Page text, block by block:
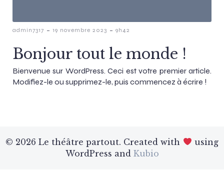
admin7317 - 19 novembre 2023 - 9h42
Bonjour tout le monde !
Bienvenue sur WordPress. Ceci est votre premier article.
Modifiez-le ou supprimez-le, puis commencez à écrire !
© 2026 Le théâtre partout. Created with
using
WordPress and Kubio